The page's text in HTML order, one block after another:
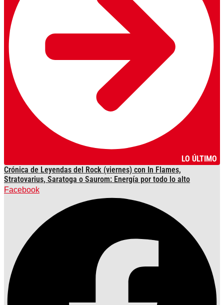
LO ÚLTIMO
Crónica de Leyendas del Rock (viernes) con In Flames,
Stratovarius, Saratoga o Saurom: Energía por todo lo alto
Facebook